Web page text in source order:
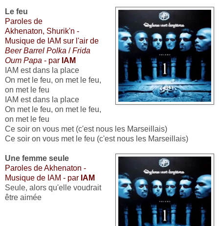
Le feu
Paroles de
Akhenaton, Shurik'n -
Musique de IAM sur l'air de
Beer Barrel Polka /Frida
Oum Papa - par IAM
IAM est dans la place
On met le feu, on met le feu,
on met le feu
IAM est dans la place
On met le feu, on met le feu,
on met le feu
Ce soir on vous met (c'est nous les Marseillais)
Ce soir on vous met le feu (c'est nous les Marseillais)
Une femme seule
Paroles de Akhenaton -
Musique de IAM - par IAM
Seule, alors qu'elle voudrait
être aimée